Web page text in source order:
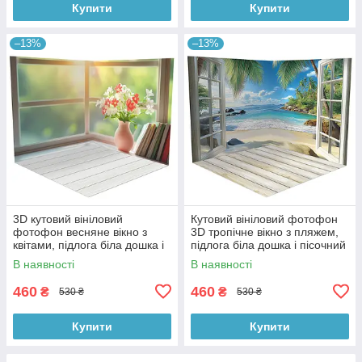
Купити Купити
–13%
3D кутовий вініловий
фотофон весняне вікно з
квітами, підлога біла дошка і
камінь, 50×50 см, №58638
В наявності
460 ₴ 530 ₴
Купити
–13%
Кутовий вініловий фотофон
3D тропічне вікно з пляжем,
підлога біла дошка і пісочний
камінь, 50×50 см, №58660
В наявності
460 ₴ 530 ₴
Купити